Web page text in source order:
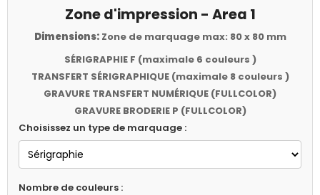
Zone d'impression - Area 1
Dimensions:Zone de marquage max: 80 x 80 mm
SÉRIGRAPHIE F (maximale 6 couleurs )
TRANSFERT SÉRIGRAPHIQUE (maximale 8 couleurs )
GRAVURE TRANSFERT NUMÉRIQUE (FULLCOLOR)
GRAVURE BRODERIE P (FULLCOLOR)
Choisissez un type de marquage :
Nombre de couleurs :